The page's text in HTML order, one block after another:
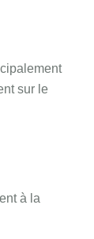
sur le
à la